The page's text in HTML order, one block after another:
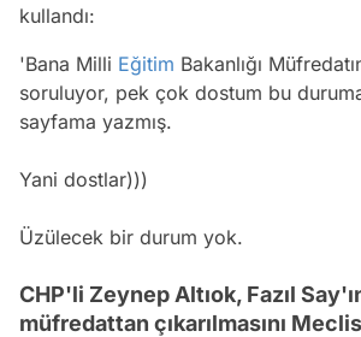
kullandı:
'Bana Milli Eğitim Bakanlığı
soruluyor, pek çok dostum bu
sayfama yazmış.
Yani dostlar)))
Üzülecek bir durum yok.
CHP'li Zeynep Altıok, Fazıl
müfredattan çıkarılmasını